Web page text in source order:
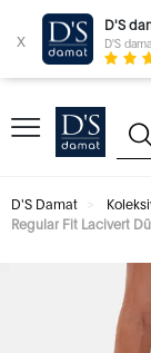
x
D'S
D'S
D'S Damat
Regular Fit Lacivert